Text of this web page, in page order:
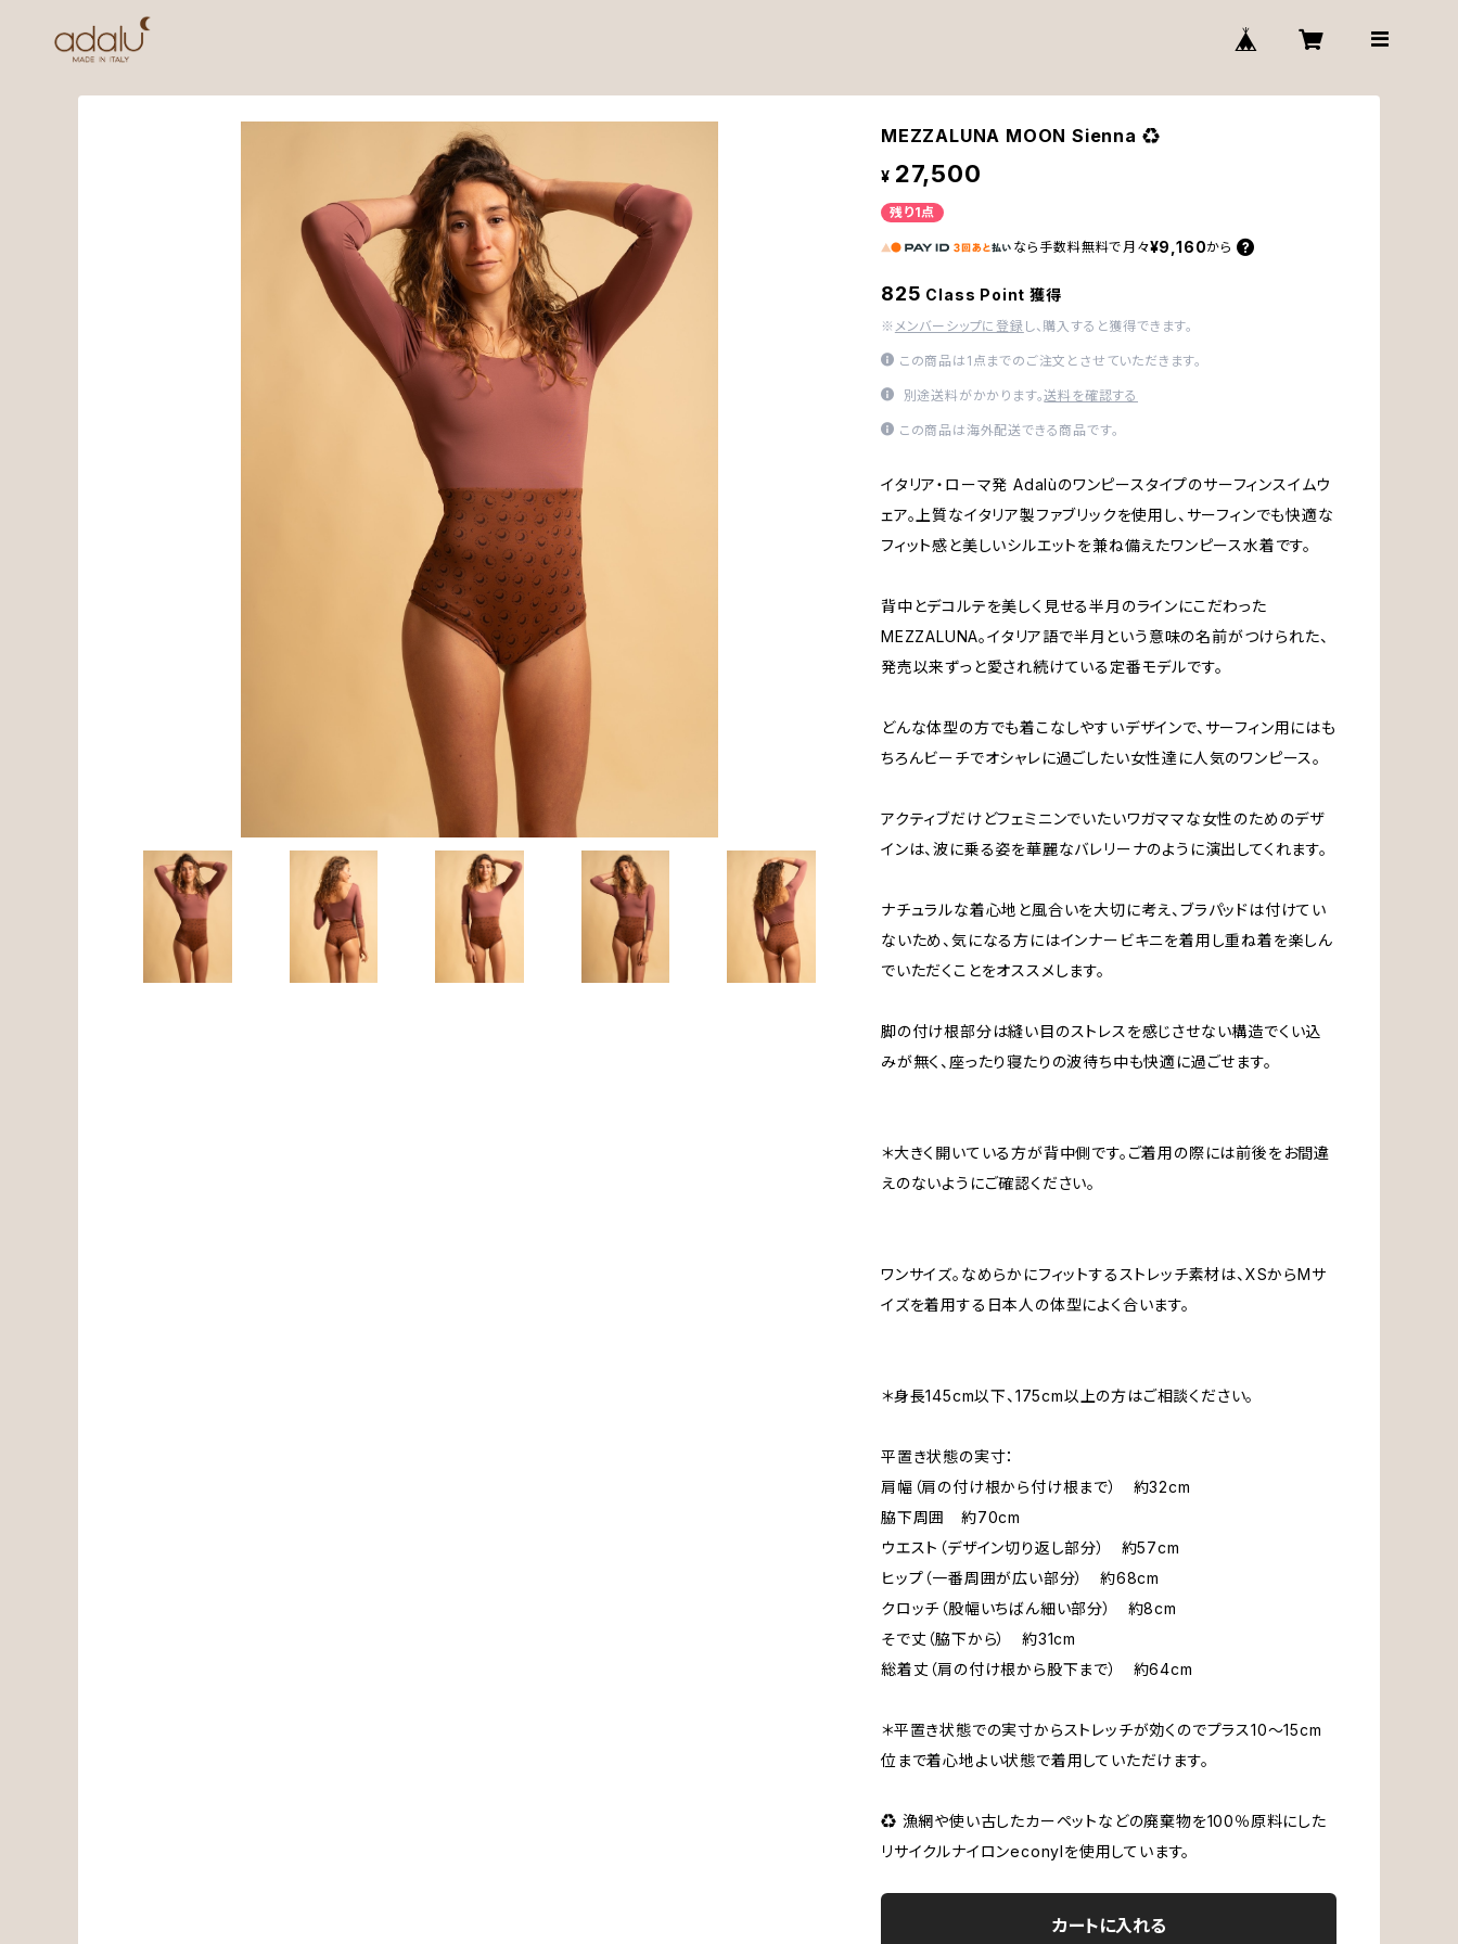
MEZZALUNA MOON Sienna ♻︎
¥ 27,500
残り1点
なら 手数料無料で 月々¥9,160から
825 Class Point 獲得
※ メンバーシップに登録 し、購入すると獲得できます。
この商品は1点までのご注文とさせていただきます。
別途送料がかかります。送料を確認する
この商品は海外配送できる商品です。
イタリア・ローマ発 Adalùのワンピースタイプのサーフィンスイムウ
ェア。上質なイタリア製ファブリックを使用し、サーフィンでも快適な
フィット感と美しいシルエットを兼ね備えたワンピース水着です。
背中とデコルテを美しく見せる半月のラインにこだわった
MEZZALUNA。イタリア語で半月という意味の名前がつけられた、
発売以来ずっと愛され続けている定番モデルです。
どんな体型の方でも着こなしやすいデザインで、サーフィン用にはも
ちろんビーチでオシャレに過ごしたい女性達に人気のワンピース。
アクティブだけどフェミニンでいたいワガママな女性のためのデザ
インは、波に乗る姿を華麗なバレリーナのように演出してくれます。
ナチュラルな着心地と風合いを大切に考え、ブラパッドは付けてい
ないため、気になる方にはインナービキニを着用し重ね着を楽しん
でいただくことをオススメします。
脚の付け根部分は縫い目のストレスを感じさせない構造でくい込
みが無く、座ったり寝たりの波待ち中も快適に過ごせます。
＊大きく開いている方が背中側です。ご着用の際には前後をお間違
えのないようにご確認ください。
ワンサイズ。なめらかにフィットするストレッチ素材は、XSからMサ
イズを着用する日本人の体型によく合います。
＊身長145cm以下、175cm以上の方はご相談ください。
平置き状態の実寸：
肩幅（肩の付け根から付け根まで） 約32cm
脇下周囲 約70cm
ウエスト（デザイン切り返し部分） 約57cm
ヒップ（一番周囲が広い部分） 約68cm
クロッチ（股幅いちばん細い部分） 約8cm
そで丈（脇下から） 約31cm
総着丈（肩の付け根から股下まで） 約64cm
＊平置き状態での実寸からストレッチが効くのでプラス10〜15cm
位まで着心地よい状態で着用していただけます。
♻︎ 漁網や使い古したカーペットなどの廃棄物を100％原料にした
リサイクルナイロンeconylを使用しています。
カートに入れる